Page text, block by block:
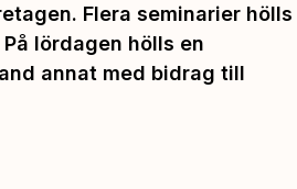
Flera seminarier hölls
lördagen hölls en
annat med bidrag till